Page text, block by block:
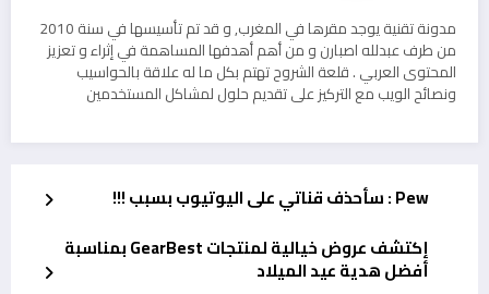
مدونة تقنية يوجد مقرها في المغرب, و قد تم تأسيسها في سنة 2010
من طرف عبدلله اصبارن و من أهم أهدفها المساهمة في إثراء و تعزيز
المحتوى العربي . قلعة الشروح تهتم بكل ما له علاقة بالحواسيب
ونصائح الويب مع التركيز على تقديم حلول لمشاكل المستخدمين
Pew : سأحذف قناتي على اليوتيوب بسبب !!!
إكتشف عروض خيالية لمنتجات GearBest بمناسبة
أفضل هدية عيد الميلاد